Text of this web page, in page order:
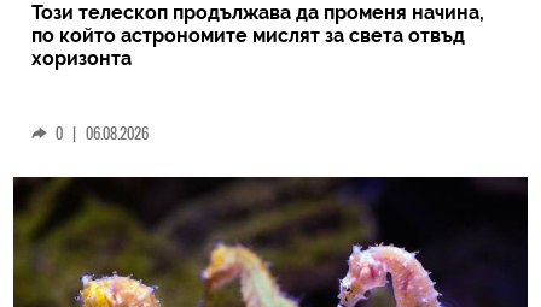
Този телескоп продължава да променя начина,
по който астрономите мислят за света отвъд
хоризонта
0 | 06.08.2026